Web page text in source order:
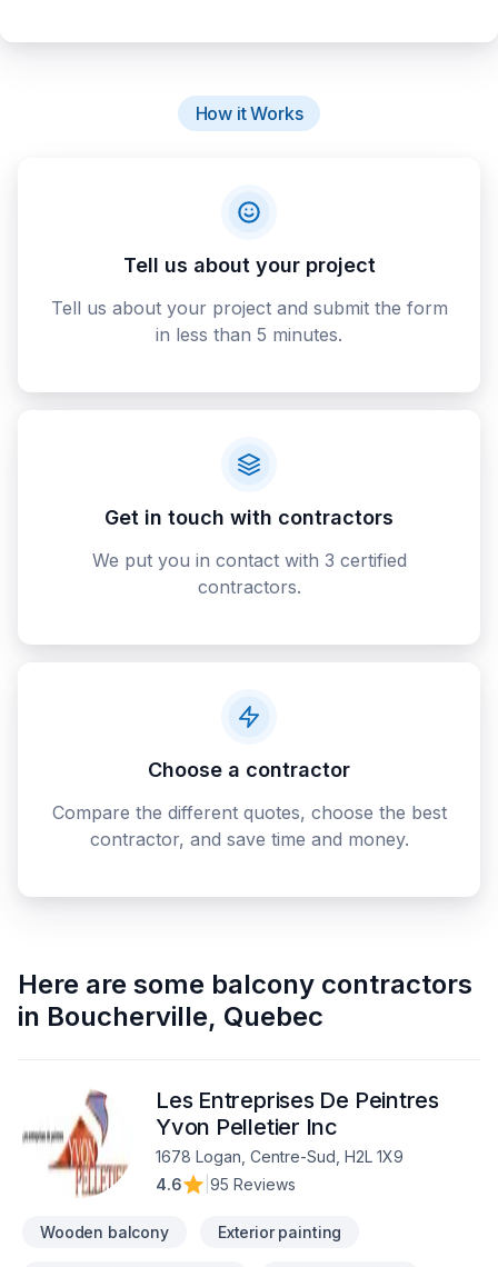
How it Works
Tell us about your project
Tell us about your project and submit the form
in less than 5 minutes.
Get in touch with contractors
We put you in contact with 3 certified
contractors.
Choose a contractor
Compare the different quotes, choose the best
contractor, and save time and money.
Here are some balcony contractors
in Boucherville, Quebec
Les Entreprises De Peintres
Yvon Pelletier Inc
1678 Logan, Centre-Sud, H2L 1X9
4.6
95 Reviews
Wooden balcony Exterior painting